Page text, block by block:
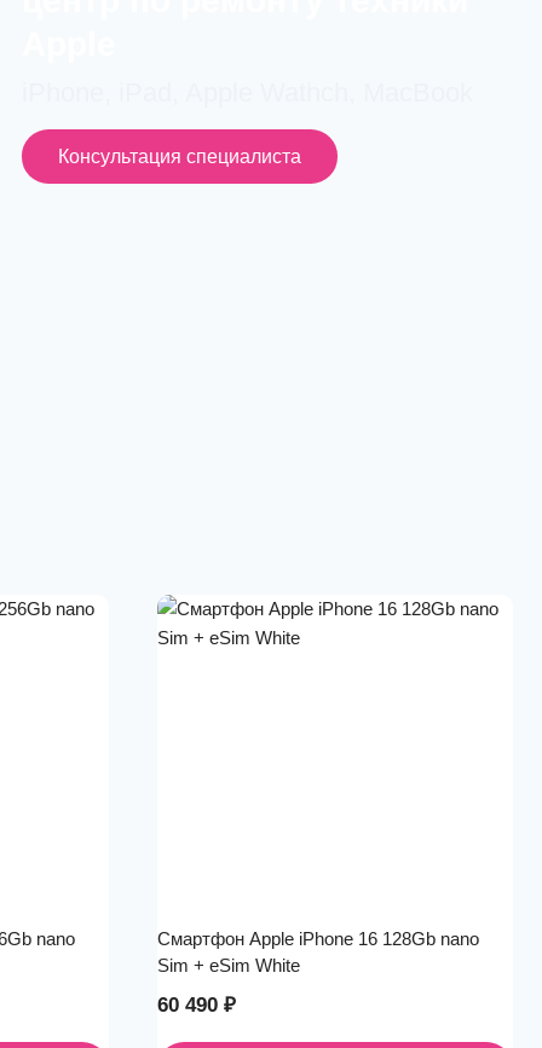
Консультация специалиста
nano
Смартфон Apple iPhone 16 128Gb nano
Sim + eSim White
60 490 ₽